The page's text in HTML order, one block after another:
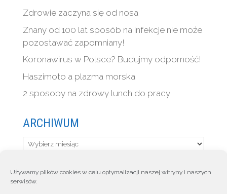
Używamy plików cookies w celu optymalizacji naszej witryny i naszych
serwisów.
Zdrowie zaczyna się od nosa
Znany od 100 lat sposób na infekcje nie może
pozostawać zapomniany!
Koronawirus w Polsce? Budujmy odporność!
Haszimoto a plazma morska
2 sposoby na zdrowy lunch do pracy
ARCHIWUM
Archiwum